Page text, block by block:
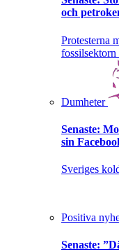
och
Protesterna
fossilsektorn
Dumheter
Senaste:
sin
Sveriges
Positiva
Senaste: